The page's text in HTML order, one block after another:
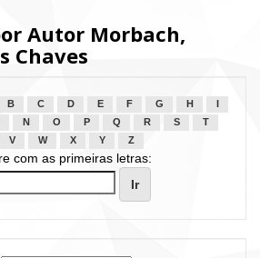
Autor Morbach,
Chaves
B C D E F G H
N O P Q R S
T
V W X Y Z
com as primeiras letras: